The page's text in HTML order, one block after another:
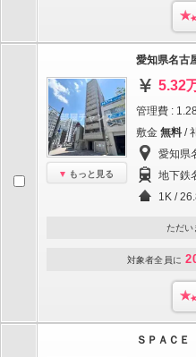
もっと見る
愛知県名古
5.32
管理費 :
敷金 無料 /
愛知県
地下鉄
1K /
ただい
対象者全員に
ＳＰＡＣ